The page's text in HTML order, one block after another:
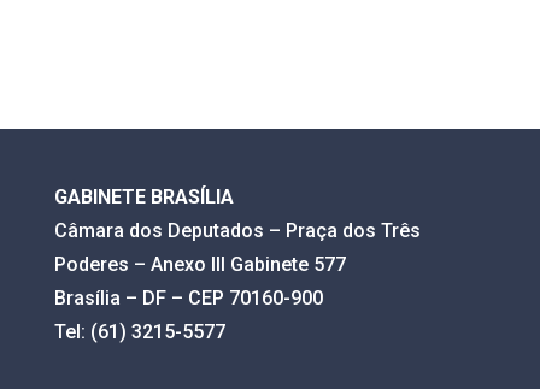
GABINETE BRASÍLIA
Câmara dos Deputados – Praça dos Três
Poderes – Anexo III Gabinete 577
Brasília – DF – CEP 70160-900
Tel: (61) 3215-5577